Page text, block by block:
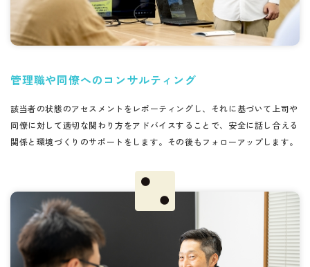
管理職や同僚へのコンサルティング
該当者の状態のアセスメントをレポーティングし、それに基づいて上司や
同僚に対して適切な関わり方をアドバイスすることで、安全に話し合える
関係と環境づくりのサポートをします。その後もフォローアップします。